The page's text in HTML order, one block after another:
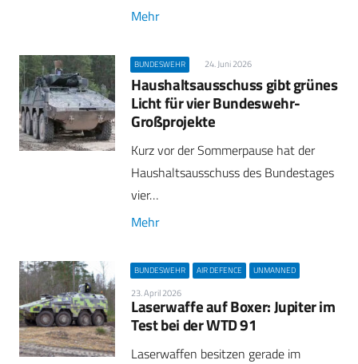
Mehr
BUNDESWEHR 24. Juni 2026
Haushaltsausschuss gibt grünes
Licht für vier Bundeswehr-
Großprojekte
Kurz vor der Sommerpause hat der
Haushaltsausschuss des Bundestages
vier…
Mehr
BUNDESWEHR AIR DEFENCE UNMANNED
23. April 2026
Laserwaffe auf Boxer: Jupiter im
Test bei der WTD 91
Laserwaffen besitzen gerade im